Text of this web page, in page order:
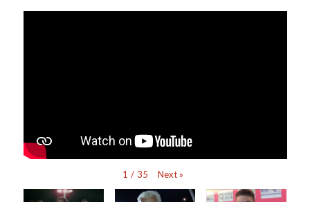
1 / 35 Next »